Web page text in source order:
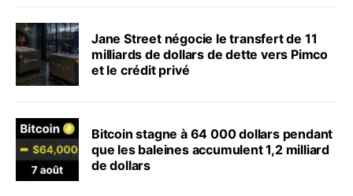
Jane Street négocie le transfert de 11
milliards de dollars de dette vers Pimco
et le crédit privé
Bitcoin stagne à 64 000 dollars pendant
que les baleines accumulent 1,2 milliard
de dollars